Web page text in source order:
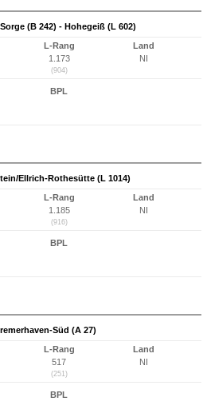
(B 242) - Hohegeiß (L 602)
L-Rang
1.173
(904)
Land
NI
BPL
Ellrich-Rothesütte (L 1014)
L-Rang
1.185
(916)
Land
NI
BPL
Süd (A 27)
L-Rang
517
(251)
Land
NI
BPL